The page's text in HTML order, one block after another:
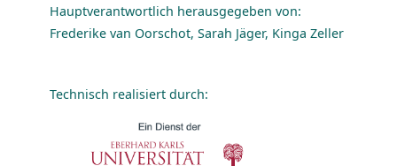
Hauptverantwortlich herausgegeben von:
Frederike van Oorschot, Sarah Jäger, Kinga Zeller
Technisch realisiert durch: